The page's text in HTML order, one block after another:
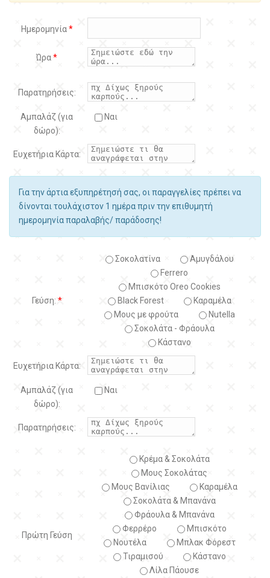
Ημερομηνία*
Ώρα*
Παρατηρήσεις:
Αμπαλάζ (για
δώρο):
Ναι
Ευχετήρια Κάρτα:
Για την άρτια εξυπηρέτησή σας, οι παραγγελίες πρέπει να
δίνονται τουλάχιστον 1 ημέρα πριν την επιθυμητή
ημερομηνία παραλαβής/ παράδοσης!
Γεύση: *
Σοκολατίνα
Αμυγδάλου
Ferrero
Μπισκότο Oreo Cookies
Black Forest
Kαραμέλα
Μους με φρούτα
Nutella
Σοκολάτα - Φράουλα
Κάστανο
Ευχετήρια Κάρτα:
Αμπαλάζ (για
δώρο):
Ναι
Παρατηρήσεις:
Πρώτη Γεύση
Κρέμα & Σοκολάτα
Μους Σοκολάτας
Μους Βανίλιας
Καραμέλα
Σοκολάτα & Μπανάνα
Φράουλα & Μπανάνα
Φερρέρο
Μπισκότο
Νουτέλα
Μπλακ Φόρεστ
Τιραμισού
Κάστανο
Λίλα Πάουσε